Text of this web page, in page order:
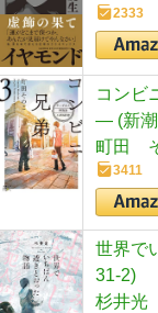
2333
コンビ
― (新潮
町田
3411
世界で
31-2)
杉井光